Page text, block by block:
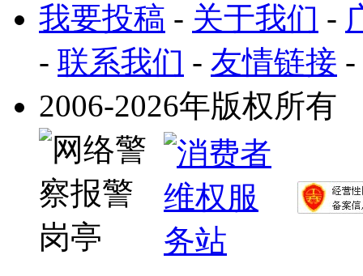
我要投稿 - 关于我们 -
- 联系我们 - 友情链接 -
2006-2026年版权所有